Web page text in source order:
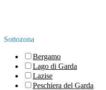
Sottozona
Bergamo
Lago di Garda
Lazise
Peschiera del Garda